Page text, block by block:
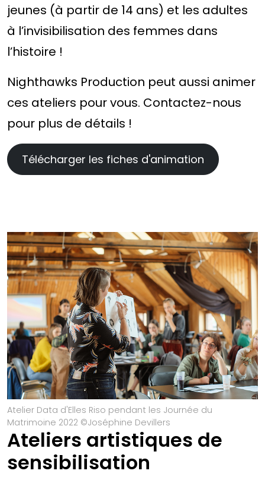
jeunes (à partir de 14 ans) et les adultes
à l’invisibilisation des femmes dans
l’histoire !
Nighthawks Production peut aussi animer
ces ateliers pour vous. Contactez-nous
pour plus de détails !
Télécharger les fiches d'animation
Atelier Data d'Elles Riso pendant les Journée du
Matrimoine 2022 ©Joséphine Devillers
Ateliers artistiques de
sensibilisation